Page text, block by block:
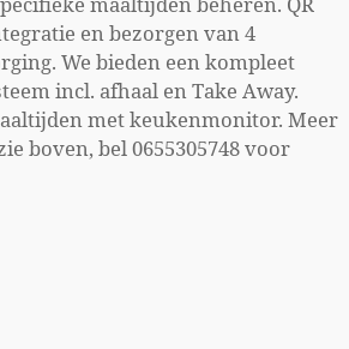
en bezorgen van 4
We bieden een kompleet
incl. afhaal en Take Away.
met keukenmonitor. Meer
boven, bel 0655305748 voor